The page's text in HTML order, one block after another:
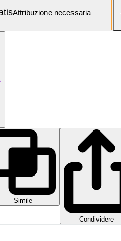
Attribuzione necessaria
Simile
Condividere